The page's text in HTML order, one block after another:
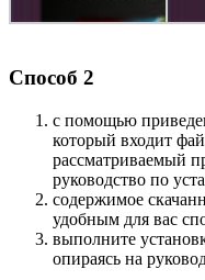
Способ 2
с помощью
который входит
рассматриваемый
руководство по
содержимое
удобным для вас
выполните
опираясь на